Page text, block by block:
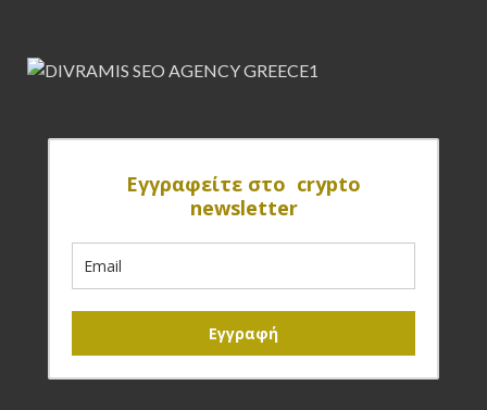
Eγγραφείτε στο crypto
newsletter
Εγγραφή